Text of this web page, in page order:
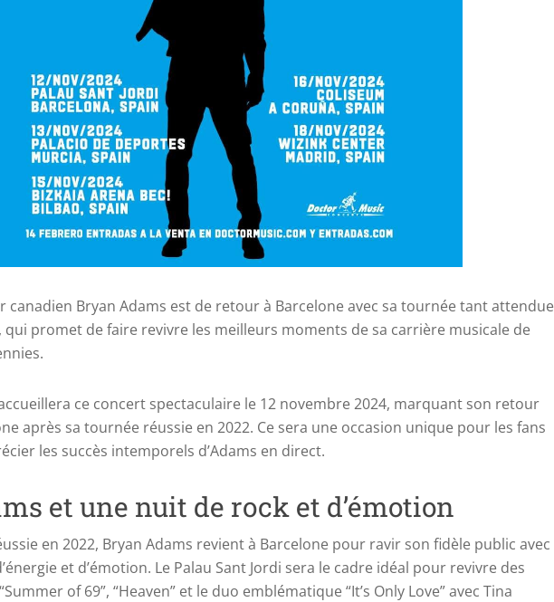
canadien Bryan Adams est de retour à Barcelone avec sa tournée tant attendue
qui promet de faire revivre les meilleurs moments de sa carrière musicale de
ce concert spectaculaire le 12 novembre 2024, marquant son retour
après sa tournée réussie en 2022. Ce sera une occasion unique pour les fans
les succès intemporels d’Adams en direct.
et une nuit de rock et d’émotion
en 2022, Bryan Adams revient à Barcelone pour ravir son fidèle public avec
et d’émotion. Le Palau Sant Jordi sera le cadre idéal pour revivre des
of 69”, “Heaven” et le duo emblématique “It’s Only Love” avec Tina